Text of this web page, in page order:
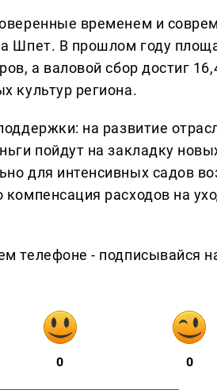
временем и
Шпет. В прошлом году
а валовой сбор достиг
культур региона.
на развитие
пойдут на закладку
для интенсивных садов
расходов на
телефоне - подписывайся
0 0